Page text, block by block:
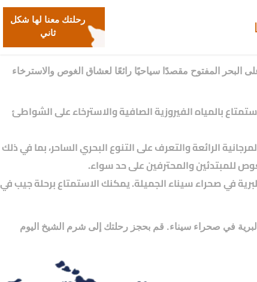
رحلتك معنا لها شكل
ثاني
المفتوح مقصدًا سياحيًا رائعًا لعشاق الغوص والاسترخاء
بالمياه الفيروزية الصافية والاسترخاء على الشواطئ
الرائعة والتعرف على التنوع البحري الساحر، بما في ذلك
للمبتدئين والمحترفين على حد سواء.
في صحراء سيناء الجميلة. يمكنك الاستمتاع برحلة جيب في
في صحراء سيناء. قم بحجز رحلتك إلى شرم الشيخ اليوم